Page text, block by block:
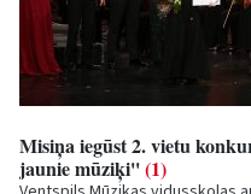
Misiņa iegūst 2. vietu
jaunie mūziķi''(1)